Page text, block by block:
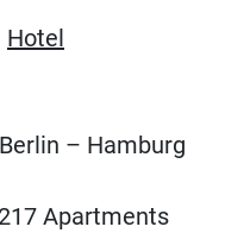
Hotel
– Hamburg
Apartments